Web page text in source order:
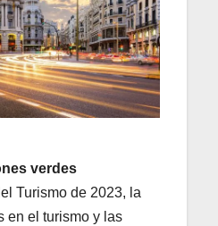
verdes
Turismo de 2023, la
en el turismo y las